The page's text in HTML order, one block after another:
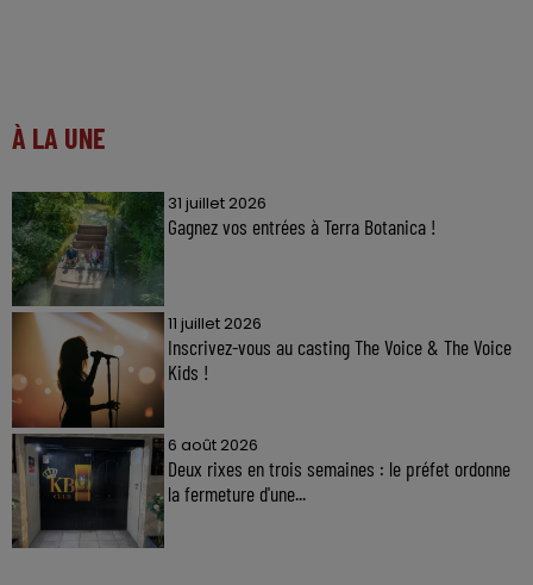
À LA UNE
31 juillet 2026
Gagnez vos entrées à Terra Botanica !
11 juillet 2026
Inscrivez-vous au casting The Voice & The Voice
Kids !
6 août 2026
Deux rixes en trois semaines : le préfet ordonne
la fermeture d'une...